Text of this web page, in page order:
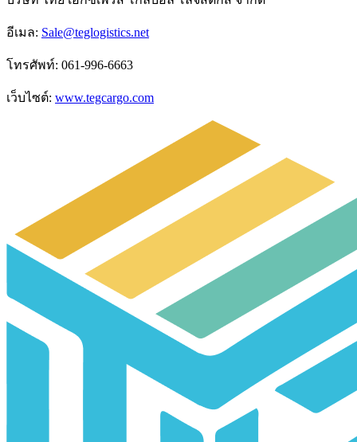
อีเมล: Sale@teglogistics.net
โทรศัพท์: 061-996-6663
เว็บไซต์: www.tegcargo.com